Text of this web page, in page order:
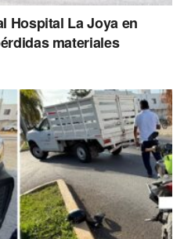
Hospital La Joya en
materiales